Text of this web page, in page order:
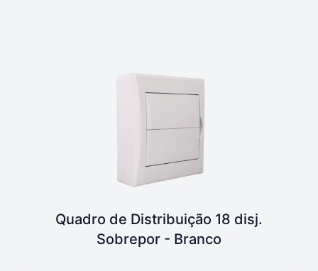
Quadro de Distribuição 18 disj.
Sobrepor - Branco